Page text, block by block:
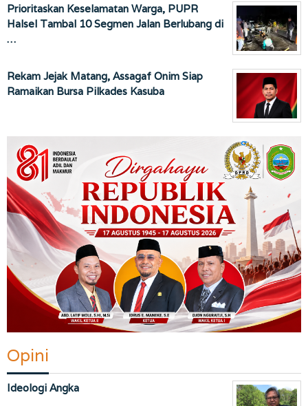
Prioritaskan Keselamatan Warga, PUPR
Halsel Tambal 10 Segmen Jalan Berlubang di
…
Rekam Jejak Matang, Assagaf Onim Siap
Ramaikan Bursa Pilkades Kasuba
Opini
Ideologi Angka